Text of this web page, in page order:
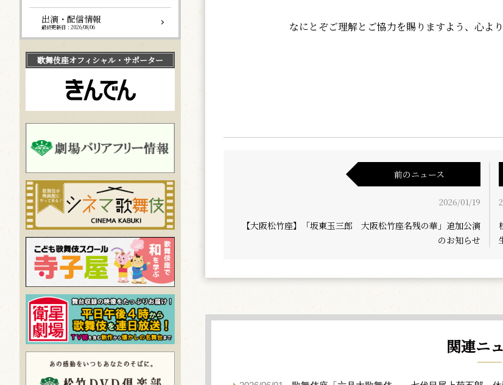
なにとぞご理解とご協力を賜りますよう、心より
前のニュース
2026/01/19
【大阪松竹座】「坂東玉三郎 大阪松竹座名残の華」追加公演
のお知らせ
関連ニ
出演・配信情報
最終更新日：2026/08/06
歌舞伎座オフィシャル・サポーター